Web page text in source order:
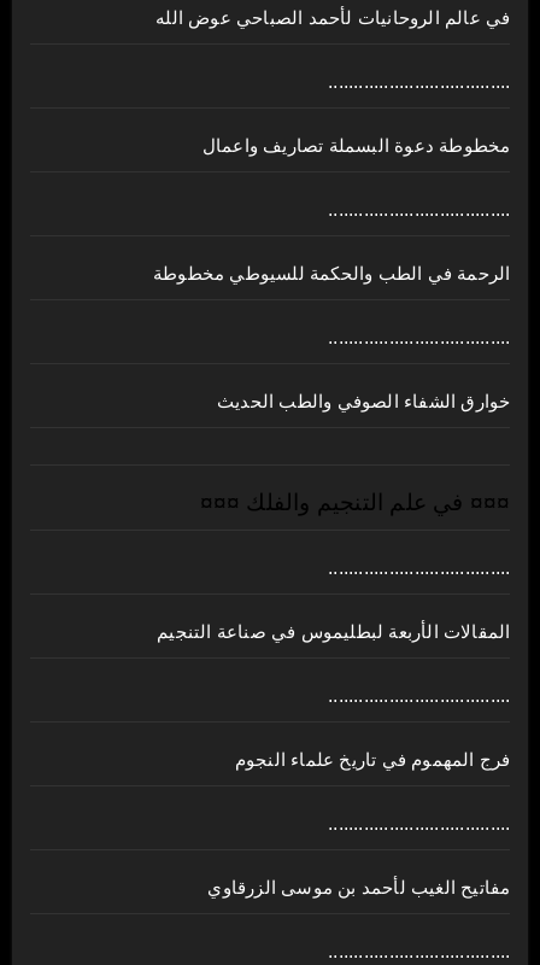
في عالم الروحانيات لأحمد الصباحي عوض الله
....................................
مخطوطة دعوة البسملة تصاريف واعمال
....................................
الرحمة في الطب والحكمة للسيوطي مخطوطة
....................................
خوارق الشفاء الصوفي والطب الحديث
¤¤¤ في علم التنجيم والفلك ¤¤¤
....................................
المقالات الأربعة لبطليموس في صناعة التنجيم
....................................
فرج المهموم في تاريخ علماء النجوم
....................................
مفاتيح الغيب لأحمد بن موسى الزرقاوي
....................................